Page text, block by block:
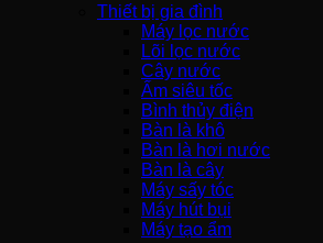
Thiết bị gia đình
Máy lọc nước
Lõi lọc nước
Cây nước
Ấm siêu tốc
Bình thủy điện
Bàn là khô
Bàn là hơi nước
Bàn là cây
Máy sấy tóc
Máy hút bụi
Máy tạo ẩm